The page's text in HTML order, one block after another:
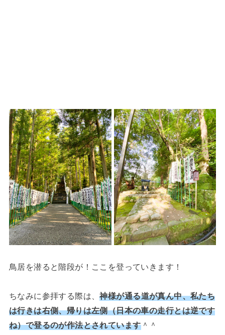
鳥居を潜ると階段が！ここを登っていきます！
ちなみに参拝する際は、神様が通る道が真ん中、私たち
は行きは右側、帰りは左側（日本の車の走行とは逆です
ね）で登るのが作法とされています＾＾